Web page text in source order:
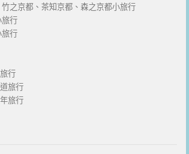
之京都、茶知京都、森之京都小旅行
行
行
行
旅行
旅行